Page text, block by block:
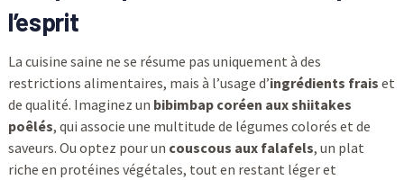
l’esprit
La cuisine saine ne se résume pas uniquement à des
restrictions alimentaires, mais à l’usage d’ingrédients frais et
de qualité. Imaginez un bibimbap coréen aux shiitakes
poêlés, qui associe une multitude de légumes colorés et de
saveurs. Ou optez pour un couscous aux falafels, un plat
riche en protéines végétales, tout en restant léger et